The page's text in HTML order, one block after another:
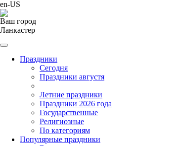
en-US
Ваш город
Ланкастер
Праздники
Cегодня
Праздники августя
Летние праздники
Праздники 2026 года
Государственные
Религиозные
По категориям
Популярные праздники